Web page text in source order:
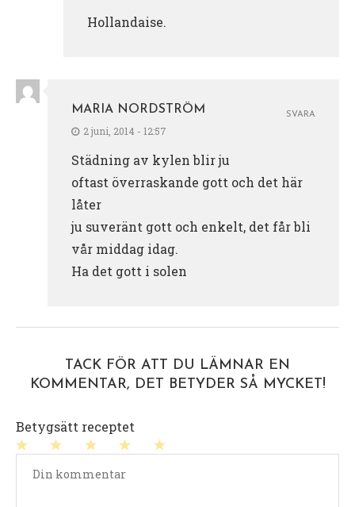
Hollandaise.
MARIA NORDSTRÖM
2 juni, 2014 - 12:57
Städning av kylen blir ju
oftast överraskande gott och det här
låter
ju suveränt gott och enkelt, det får bli
vår middag idag.
Ha det gott i solen
SVARA
TACK FÖR ATT DU LÄMNAR EN
KOMMENTAR, DET BETYDER SÅ MYCKET!
Betygsätt receptet
stjärnor
stjärnor
stjärnor
stjärna